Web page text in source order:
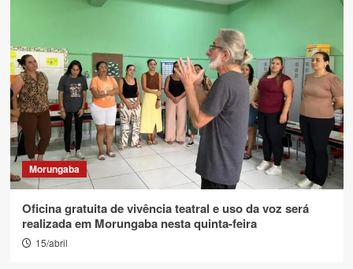
Morungaba
Oficina gratuita de vivência teatral e uso da voz será
realizada em Morungaba nesta quinta-feira
15/abril